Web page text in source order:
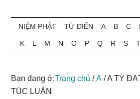
Từ
điển
Phật
học
ngữ
online
NIỆM PHẬT TỪ ĐIỂN A B C
K L M N O P Q R S T
Bạn đang ở:Trang chủ / A /A TỲ
TÚC LUẬN